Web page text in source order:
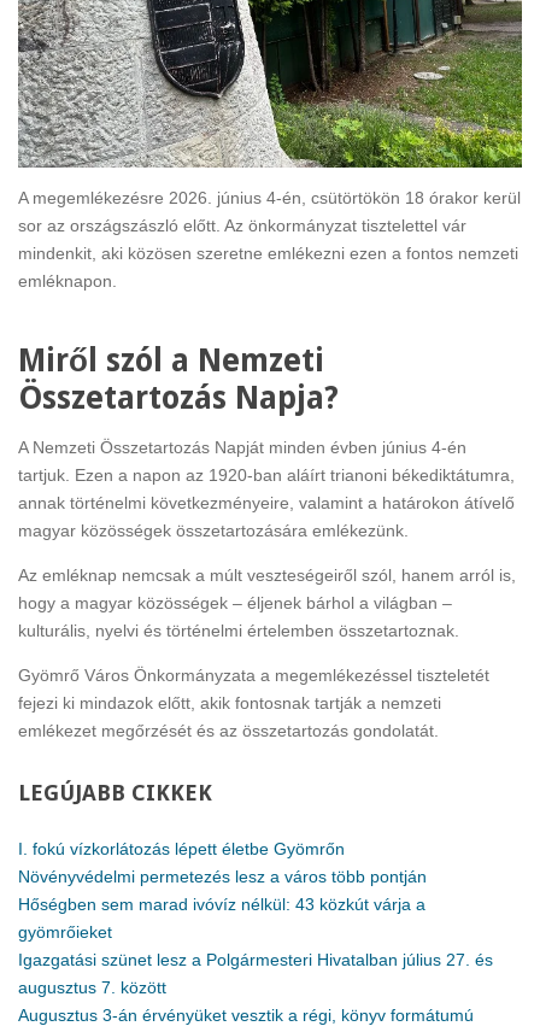
A megemlékezésre 2026. június 4-én, csütörtökön 18 órakor kerül
sor az országszászló előtt. Az önkormányzat tisztelettel vár
mindenkit, aki közösen szeretne emlékezni ezen a fontos nemzeti
emléknapon.
Miről szól a Nemzeti
Összetartozás Napja?
A Nemzeti Összetartozás Napját minden évben június 4-én
tartjuk. Ezen a napon az 1920-ban aláírt trianoni békediktátumra,
annak történelmi következményeire, valamint a határokon átívelő
magyar közösségek összetartozására emlékezünk.
Az emléknap nemcsak a múlt veszteségeiről szól, hanem arról is,
hogy a magyar közösségek – éljenek bárhol a világban –
kulturális, nyelvi és történelmi értelemben összetartoznak.
Gyömrő Város Önkormányzata a megemlékezéssel tiszteletét
fejezi ki mindazok előtt, akik fontosnak tartják a nemzeti
emlékezet megőrzését és az összetartozás gondolatát.
LEGÚJABB CIKKEK
I. fokú vízkorlátozás lépett életbe Gyömrőn
Növényvédelmi permetezés lesz a város több pontján
Hőségben sem marad ivóvíz nélkül: 43 közkút várja a
gyömrőieket
Igazgatási szünet lesz a Polgármesteri Hivatalban július 27. és
augusztus 7. között
Augusztus 3-án érvényüket vesztik a régi, könyv formátumú